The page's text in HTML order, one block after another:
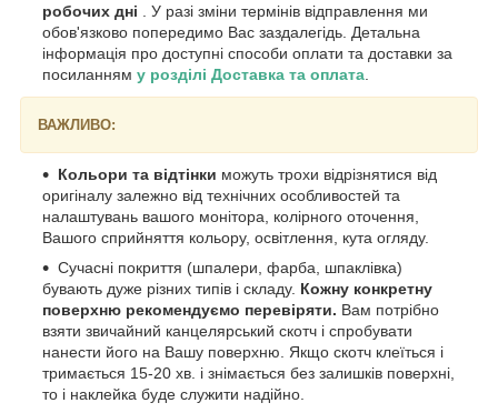
робочих дні . У разі зміни термінів відправлення ми
обов'язково попередимо Вас заздалегідь. Детальна
інформація про доступні способи оплати та доставки за
посиланням у розділі Доставка та оплата
ВАЖЛИВО:
Кольори та відтінки можуть трохи відрізнятися від
оригіналу залежно від технічних особливостей та
налаштувань вашого монітора, колірного оточення,
Вашого сприйняття кольору, освітлення, кута огляду.
Сучасні покриття (шпалери, фарба, шпаклівка)
бувають дуже різних типів і складу. Кожну конкретну
поверхню рекомендуємо перевіряти. Вам потрібно
взяти звичайний канцелярський скотч і спробувати
нанести його на Вашу поверхню. Якщо скотч клеїться і
тримається 15-20 хв. і знімається без залишків поверхні,
то і наклейка буде служити надійно.